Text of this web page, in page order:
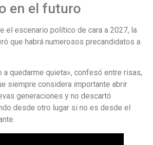
en el futuro
el escenario político de cara a 2027, la
que habrá numerosos precandidatos a
a quedarme quieta», confesó entre risas,
siempre considera importante abrir
generaciones y no descartó
desde otro lugar si no es desde el